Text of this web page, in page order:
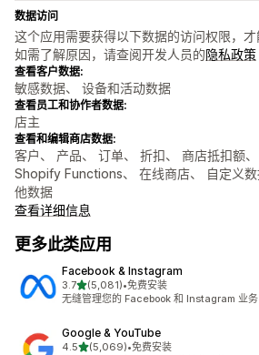
数据访问
这个应用需要获得以下数据的访问权限，才
如需了解原因，请查阅开发人员的隐私政策
查看客户数据:
敏感数据、 设备和活动数据
查看员工和协作者数据:
店主
查看和编辑商店数据:
客户、 产品、 订单、 折扣、 商店抵扣额、
Shopify Functions、 在线商店、 自定义
他数据
查看详细信息
更多此类应用
Facebook & Instagram
3.7星（满分 5 星）
(5,081)
总共 5081 条评论
•免费安装
无缝管理您的 Facebook 和 Instagram 业务
Google & YouTube
4.5星（满分 5 星）
(5,069)•免费安装